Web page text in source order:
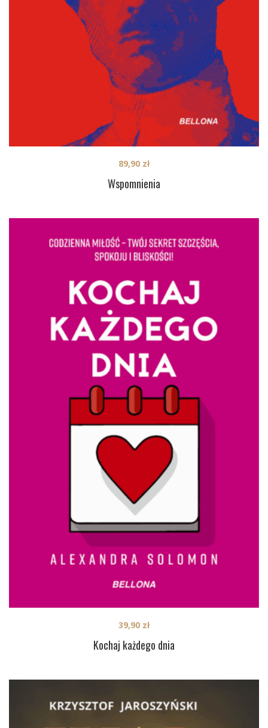
Wspomnienia
89,90 zł
Kochaj każdego dnia
39,90 zł